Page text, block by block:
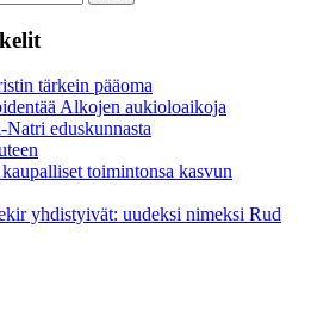
tärkein pääoma
Alkojen aukioloaikoja
eduskunnasta
toimintonsa kasvun
yhdistyivät: uudeksi nimeksi Rud